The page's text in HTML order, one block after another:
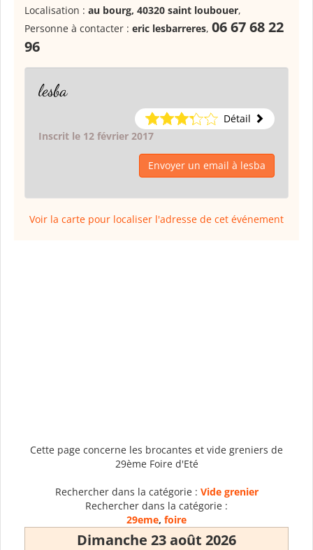
Localisation : au bourg, 40320 saint loubouer,
Personne à contacter : eric lesbarreres, 06 67 68 22
96
lesba
Détail
Inscrit le 12 février 2017
Envoyer un email à lesba
Voir la carte pour localiser l'adresse de cet événement
Cette page concerne les brocantes et vide greniers de
29ème Foire d'Eté
Rechercher dans la catégorie : Vide grenier
Rechercher dans la catégorie :
29eme, foire
Dimanche 23 août 2026